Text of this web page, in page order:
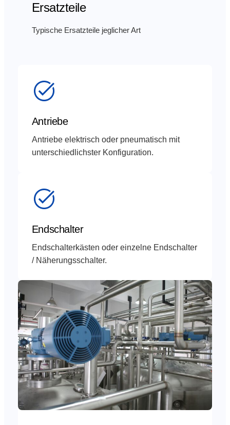
Ersatzteile
Typische Ersatzteile jeglicher Art
Antriebe
Antriebe elektrisch oder pneumatisch mit
unterschiedlichster Konfiguration.
Endschalter
Endschalterkästen oder einzelne Endschalter
/ Näherungsschalter.